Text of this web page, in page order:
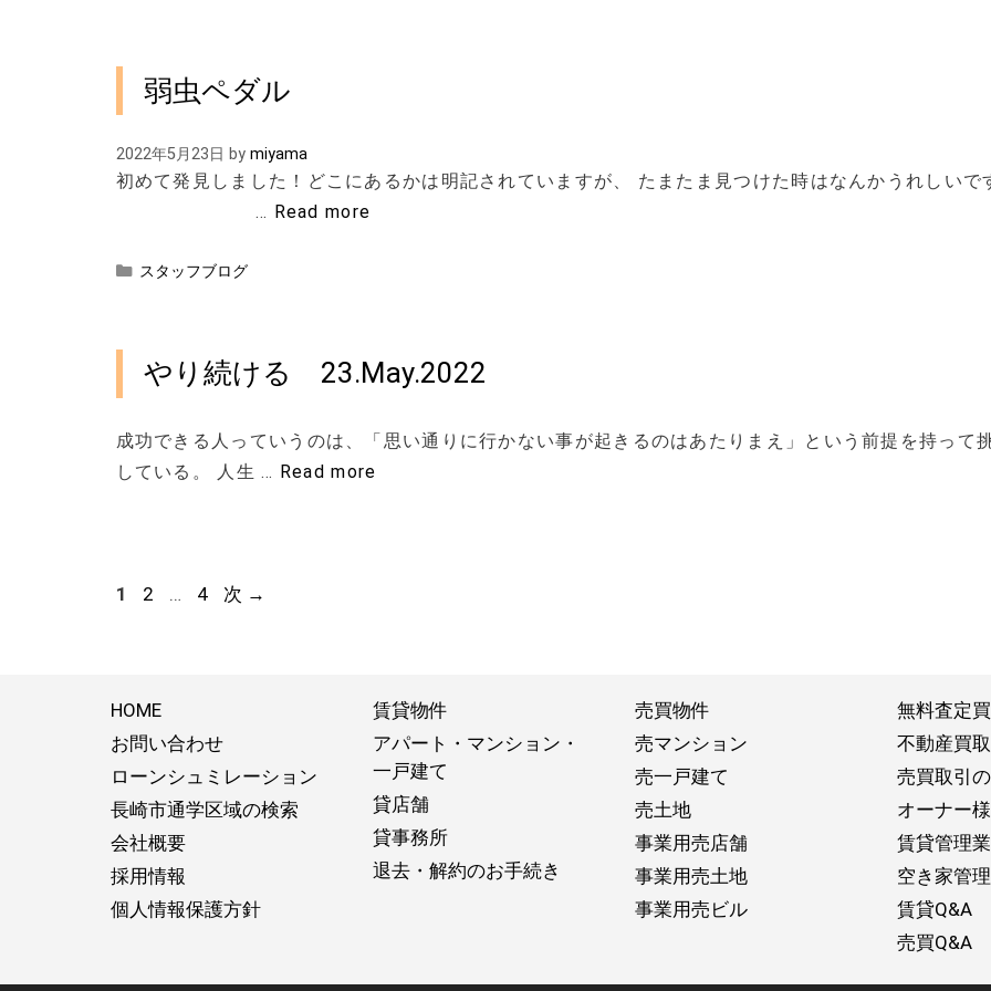
弱虫ペダル
2022年5月23日 by miyama
初めて発見しました！どこにあるかは明記されていますが、 たまたま見つけた時はなんかうれしいで
… Read more
カ
ー
スタッフブログ
やり続ける 23.May.2022
成功できる人っていうのは、「思い通りに行かない事が起きるのはあたりまえ」という前提を持って
している。 人生 … Read more
ペ
1
ペ
2 …
ペ
4 次 →
HOME
お問い合わせ
ローンシュミレーション
長崎市通学区域の検索
会社概要
採用情報
個人情報保護方針
賃貸物件
アパート・マンション・
一戸建て
貸店舗
貸事務所
退去・解約のお手続き
売買物件
売マンション
売一戸建て
売土地
事業用売店舗
事業用売土地
事業用売ビル
無料査定
不動産買
売買取引
オーナー様
賃貸管理
空き家管
賃貸Q&A
売買Q&A